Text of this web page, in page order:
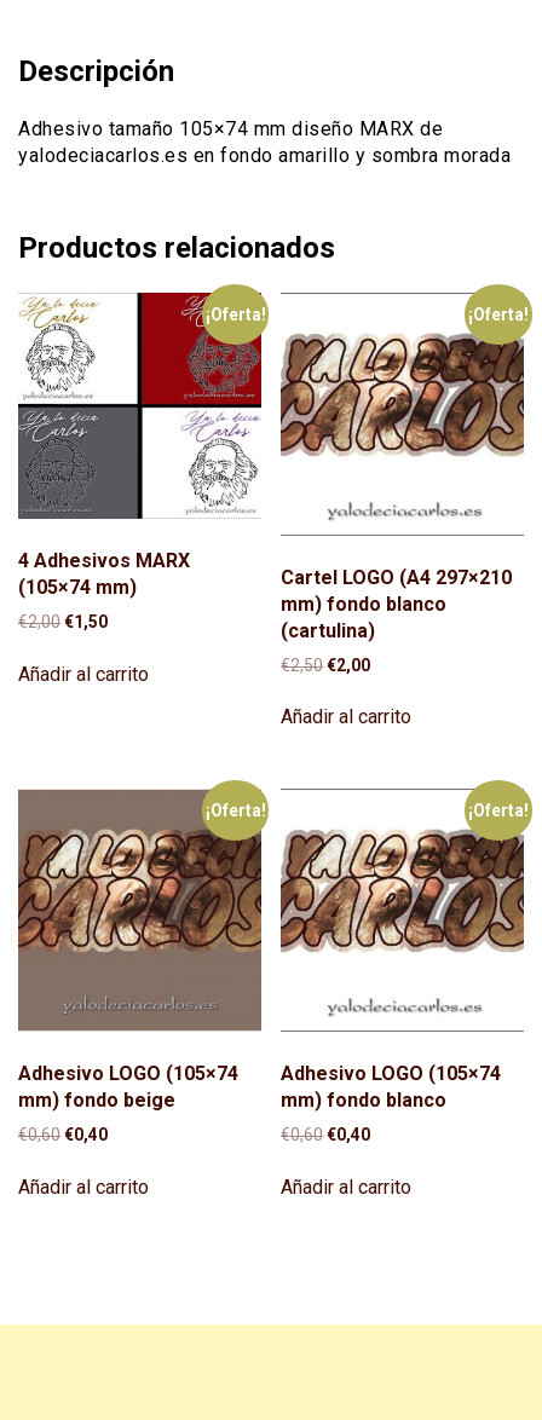
Descripción
Adhesivo tamaño 105×74 mm diseño MARX de
yalodeciacarlos.es en fondo amarillo y sombra morada
Productos relacionados
¡Oferta!
4 Adhesivos MARX
(105×74 mm)
€2,00El
original
€1,50El
actual
Añadir al carrito
¡Oferta!
Cartel LOGO (A4 297×210
mm) fondo blanco
(cartulina)
€2,50El
original
€2,00El
actual
Añadir al carrito
¡Oferta!
Adhesivo LOGO (105×74
mm) fondo beige
€0,60El
original
€0,40El
actual
Añadir al carrito
¡Oferta!
Adhesivo LOGO (105×74
mm) fondo blanco
€0,60El
original
€0,40El
actual
Añadir al carrito